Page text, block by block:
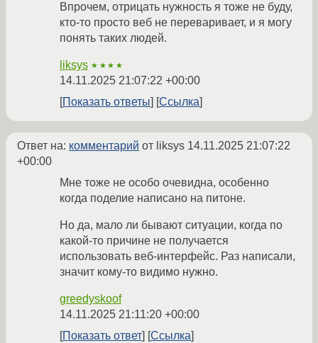
Впрочем, отрицать нужность я тоже не буду,
кто-то просто веб не переваривает, и я могу
понять таких людей.
liksys ★★★★
14.11.2025 21:07:22 +00:00
Показать ответы
Ссылка
Ответ на: комментарий от liksys 14.11.2025 21:07:22
+00:00
Мне тоже не особо очевидна, особенно
когда поделие написано на питоне.
Но да, мало ли бывают ситуации, когда по
какой-то причине не получается
использовать веб-интерфейс. Раз написали,
значит кому-то видимо нужно.
greedyskoof
14.11.2025 21:11:20 +00:00
Показать ответ
Ссылка